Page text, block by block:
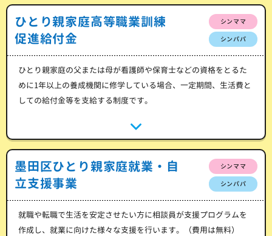
ひとり親家庭高等職業訓練
促進給付金
シンママ
シンパパ
ひとり親家庭の父または母が看護師や保育士などの資格をとるた
めに1年以上の養成機関に修学している場合、一定期間、生活費と
しての給付金等を支給する制度です。
墨田区ひとり親家庭就業・自
立支援事業
シンママ
シンパパ
就職や転職で生活を安定させたい方に相談員が支援プログラムを
作成し、就業に向けた様々な支援を行います。（費用は無料）